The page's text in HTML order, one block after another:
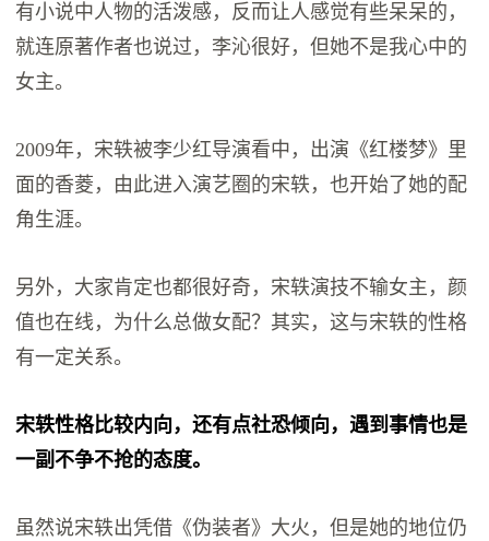
有小说中人物的活泼感，反而让人感觉有些呆呆的，
就连原著作者也说过，李沁很好，但她不是我心中的
女主。
2009年，宋轶被李少红导演看中，出演《红楼梦》里
面的香菱，由此进入演艺圈的宋轶，也开始了她的配
角生涯。
另外，大家肯定也都很好奇，宋轶演技不输女主，颜
值也在线，为什么总做女配？其实，这与宋轶的性格
有一定关系。
宋轶性格比较内向，还有点社恐倾向，遇到事情也是
一副不争不抢的态度。
虽然说宋轶出凭借《伪装者》大火，但是她的地位仍